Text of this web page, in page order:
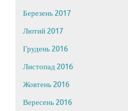
Березень 2017
Лютий 2017
Грудень 2016
Листопад 2016
Жовтень 2016
Вересень 2016